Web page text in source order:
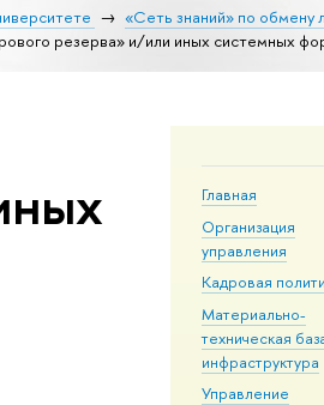
«Сеть знаний» по обмену
резерва» и/или иных системных
Главная
Организация
управления
Кадровая
Материально-
техническая
инфраструктура
Управление